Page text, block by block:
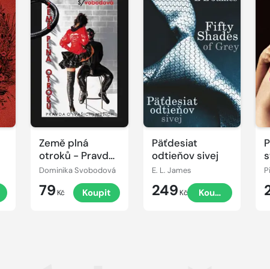
Země plná
otroků - Pravda
o (vašich)
Dominika Svobodová
79 Kč Koupit
Päťdesiat
odtieňov sivej
E. L. James
249 Kč Koupit